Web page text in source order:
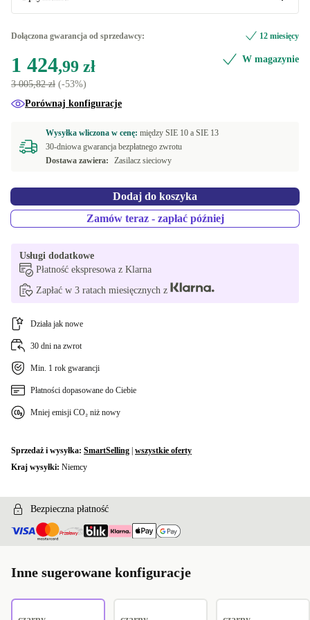
+1 103,46 zł
500 GB
+425,00 zł
ES (Hiszpański) +425,00 zł
FR (Francuski)
NL (Niderlandzki)
PT (Portugalski) +425,00 zł
UK (Angielski UK)
US (Angielski US)
FI (fińska)
ND (Nordycki)
Nowa +110,13 zł
Dołączona gwarancja od sprzedawcy: 12 miesięcy
1 424,99 zł
3 005,82 zł (-53%)
W magazynie
Porównaj konfiguracje
Wysyłka wliczona w cenę: między SIE 10 a SIE 13
30-dniowa gwarancja bezpłatnego zwrotu
Dostawa zawiera:
Zasilacz sieciowy
Dodaj do koszyka
Zamów teraz - zapłać później
Usługi dodatkowe
Płatność ekspresowa z Klarna
Zapłać w 3 ratach miesięcznych z
Działa jak nowe
30 dni na zwrot
Min. 1 rok gwarancji
Płatności dopasowane do Ciebie
Mniej emisji CO₂ niż nowy
Sprzedaż i wysyłka: SmartSelling wszystkie oferty
Kraj wysyłki: Niemcy
Bezpieczna płatność
Inne sugerowane konfiguracje